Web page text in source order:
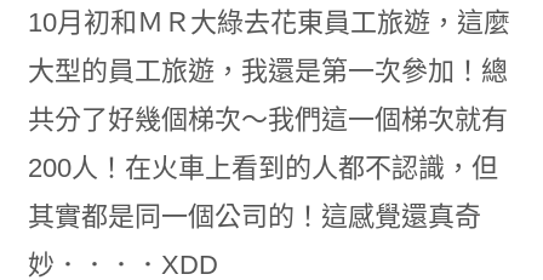
10月初和ＭＲ大綠去花東員工旅遊， 這麼
大型的員工旅遊，我還是第一次參加！ 總
共分了好幾個梯次～我們這一個梯次就有
200人！ 在火車上看到的人都不認識，但
其實都是同一個公司的！ 這感覺還真奇
妙．．．．XDD